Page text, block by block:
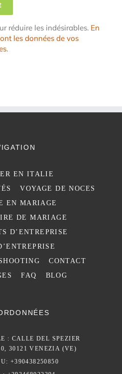
réduire les indésirables. En
les données de vos
.
EN ITALIE
VOYAGE DE NOCES
EN MARIAGE
DE MARIAGE
D’ENTREPRISE
CONTACT
FAQ BLOG
: CALLE DEL SPEZIER
30121 VENEZIA (VE)
+390438250850